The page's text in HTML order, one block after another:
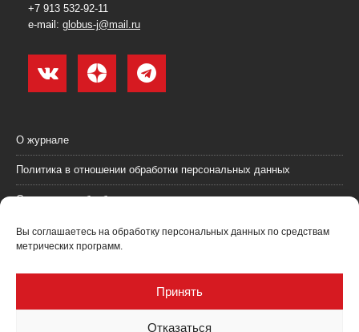
Вы соглашаетесь на обработку персональных данных по средствам
метрических программ.
Принять
Отказаться
+7 913 532-92-11
e-mail: globus-j@mail.ru
О журнале
Политика в отношении обработки персональных данных
Согласие на обработку персональных данных
Пользовательское соглашение (оферта)